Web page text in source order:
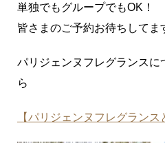
単独でもグループでもOK！
皆さまのご予約お待ちしてま
パリジェンヌフレグランスに
ら
【パリジェンヌフレグランス